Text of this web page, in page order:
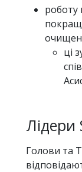
ці
Лідери
Голови та